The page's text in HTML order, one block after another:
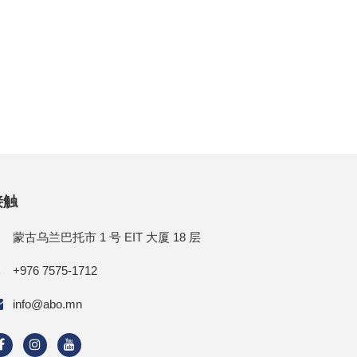
触
蒙古乌兰巴托市 1 号 EIT 大厦 18 层
+976 7575-1712
info@abo.mn